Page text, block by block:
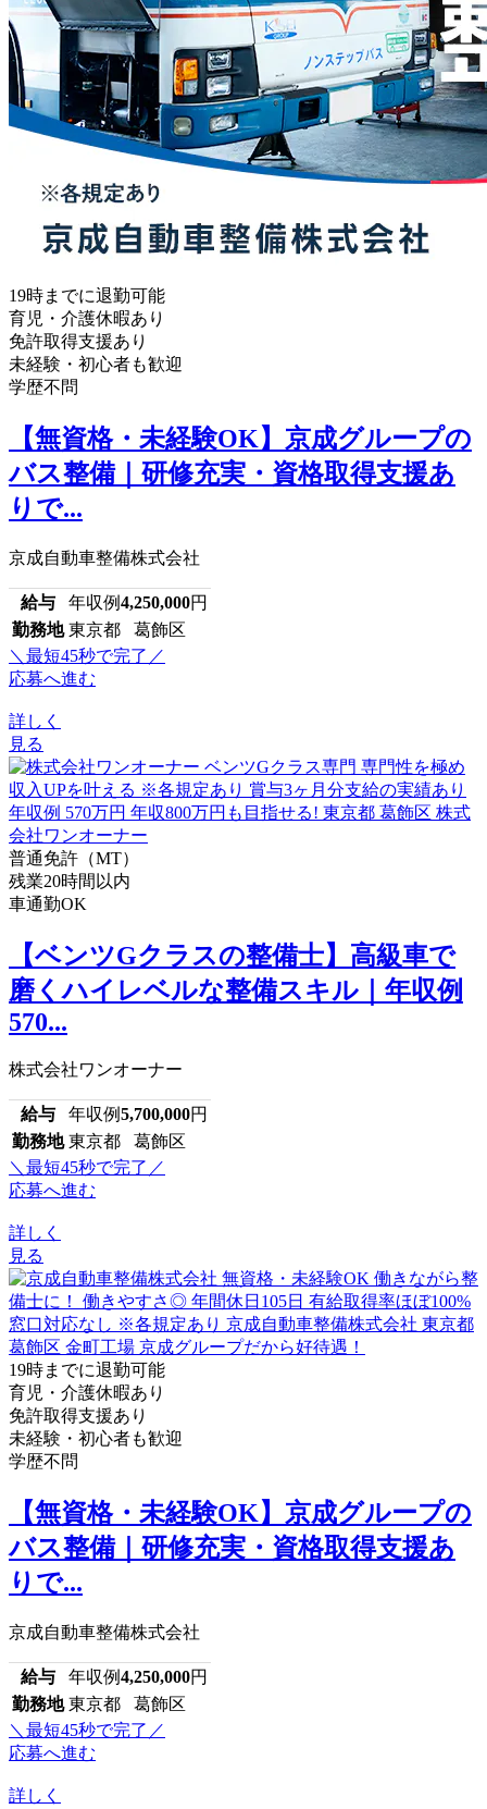
19時までに退勤可能
育児・介護休暇あり
免許取得支援あり
未経験・初心者も歓迎
学歴不問
【無資格・未経験OK】京成グループの
バス整備｜研修充実・資格取得支援あ
りで...
京成自動車整備株式会社
給与 年収例4,250,000円
勤務地 東京都 葛飾区
＼最短45秒で完了／
応募へ進む
詳しく
見る
普通免許（MT）
残業20時間以内
車通勤OK
【ベンツGクラスの整備士】高級車で
磨くハイレベルな整備スキル｜年収例
570...
株式会社ワンオーナー
給与 年収例5,700,000円
勤務地 東京都 葛飾区
＼最短45秒で完了／
応募へ進む
詳しく
見る
19時までに退勤可能
育児・介護休暇あり
免許取得支援あり
未経験・初心者も歓迎
学歴不問
【無資格・未経験OK】京成グループの
バス整備｜研修充実・資格取得支援あ
りで...
京成自動車整備株式会社
給与 年収例4,250,000円
勤務地 東京都 葛飾区
＼最短45秒で完了／
応募へ進む
詳しく